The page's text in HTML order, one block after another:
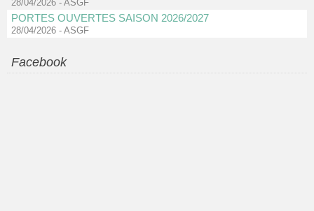
28/04/2026 - ASGF
PORTES OUVERTES SAISON 2026/2027
28/04/2026 - ASGF
Facebook